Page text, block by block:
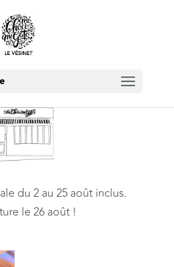
du 2 au 25 août inclus.
le 26 août !